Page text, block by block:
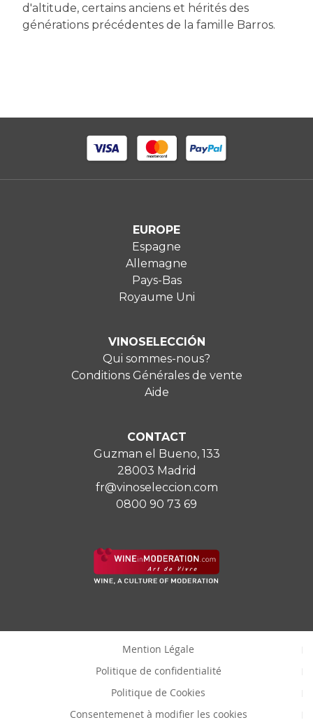
d'altitude, certains anciens et hérités des
générations précédentes de la famille Barros.
EUROPE
Espagne
Allemagne
Pays-Bas
Royaume Uni
VINOSELECCIÓN
Qui sommes-nous?
Conditions Générales de vente
Aide
CONTACT
Guzman el Bueno, 133
28003 Madrid
fr@vinoseleccion.com
0800 90 73 69
Mention Légale
Politique de confidentialité
Politique de Cookies
Consentemenet à modifier les cookies